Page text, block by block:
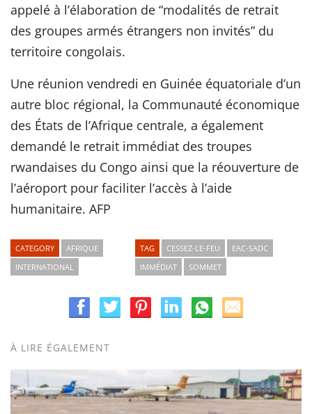
appelé à l’élaboration de “modalités de retrait
des groupes armés étrangers non invités” du
territoire congolais.
Une réunion vendredi en Guinée équatoriale d’un
autre bloc régional, la Communauté économique
des États de l’Afrique centrale, a également
demandé le retrait immédiat des troupes
rwandaises du Congo ainsi que la réouverture de
l’aéroport pour faciliter l’accès à l’aide
humanitaire. AFP
CATEGORY
AFRIQUE
INTERNATIONAL
TAG CESSEZ-LE-FEU
EAC-SADC
IMMÉDIAT
SOMMET
À LIRE ÉGALEMENT